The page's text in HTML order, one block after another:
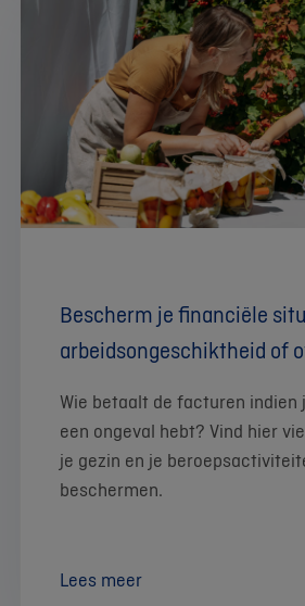
Bescherm je financiële
arbeidsongeschiktheid of
Wie betaalt de facturen indien
een ongeval hebt? Vind hier
je gezin en je
beschermen.
Lees meer